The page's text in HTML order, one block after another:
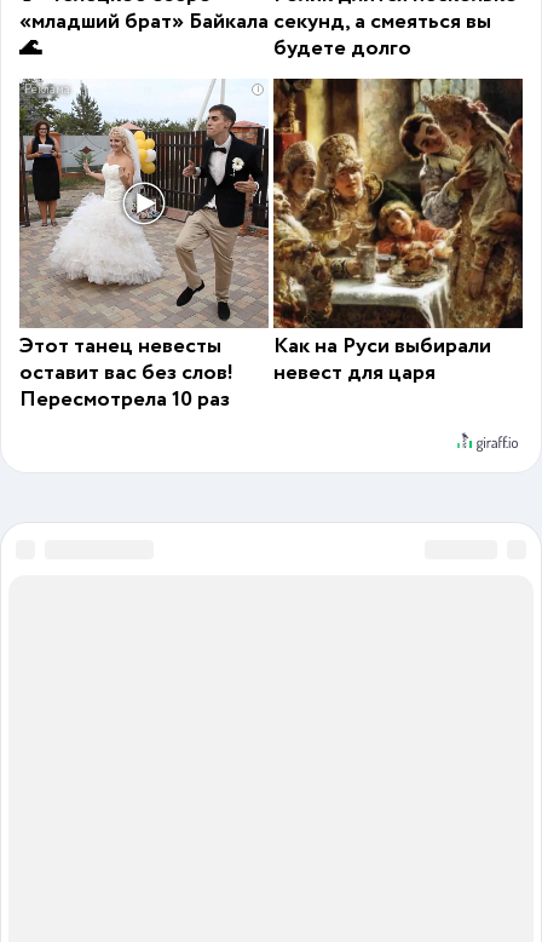
«младший брат» Байкала
🌊
секунд, а смеяться вы
будете долго
i
Этот танец невесты
оставит вас без слов!
Пересмотрела 10 раз
Как на Руси выбирали
невест для царя